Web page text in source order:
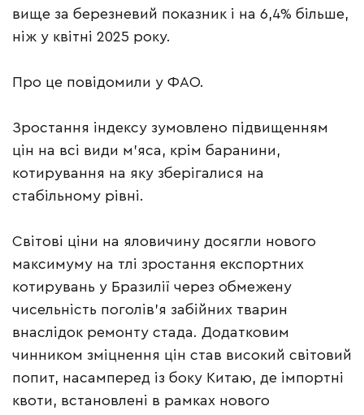
вище за березневий показник і на 6,4% більше,
ніж у квітні 2025 року.
Про це повідомили у ФАО.
Зростання індексу зумовлено підвищенням
цін на всі види м’яса, крім баранини,
котирування на яку зберігалися на
стабільному рівні.
Світові ціни на яловичину досягли нового
максимуму на тлі зростання експортних
котирувань у Бразилії через обмежену
чисельність поголів’я забійних тварин
внаслідок ремонту стада. Додатковим
чинником зміцнення цін став високий світовий
попит, насамперед із боку Китаю, де імпортні
квоти, встановлені в рамках нового